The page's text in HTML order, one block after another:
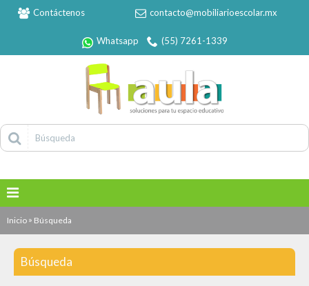
Contáctenos contacto@mobiliarioescolar.mx
Whatsapp (55) 7261-1339
Inicio » Búsqueda
Búsqueda